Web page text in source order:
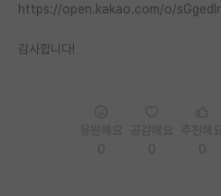
https://open.kakao.com/o/
감사합니다!